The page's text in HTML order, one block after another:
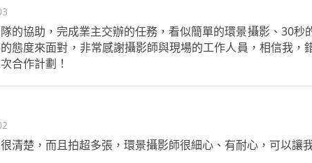
的協助，完成業主交辦的任務，看似簡單的環景攝影、30
態度來面對，非常感謝攝影師與現場的工作人員，相信我
合作計劃！
清楚，而且拍超多張，環景攝影師很細心、有耐心，可以讓